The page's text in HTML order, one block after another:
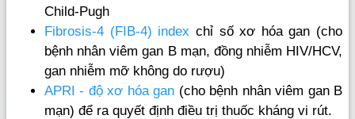
Child-Pugh
Fibrosis-4 (FIB-4) index chỉ số xơ hóa gan (cho
bệnh nhân viêm gan B mạn, đồng nhiễm HIV/HCV,
gan nhiễm mỡ không do rượu)
APRI - độ xơ hóa gan (cho bệnh nhân viêm gan B
mạn) để ra quyết định điều trị thuốc kháng vi rút.